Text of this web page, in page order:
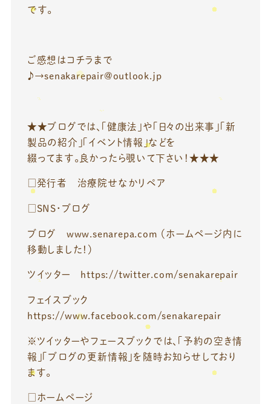
です。
ご感想はコチラまで
♪→senakarepair@outlook.jp
★★ブログでは、「健康法」や「日々の出来事」「新
製品の紹介」「イベント情報」などを
綴ってます。良かったら覗いて下さい！★★★
□発行者 治療院せなかリペア
□SNS・ブログ
ブログ www.senarepa.com （ホームページ内に
移動しました！）
ツイッター https://twitter.com/senakarepair
フェイスブック
https://www.facebook.com/senakarepair
※ツイッターやフェースブックでは、「予約の空き情
報」「ブログの更新情報」を随時お知らせしており
ます。
□ホームページ